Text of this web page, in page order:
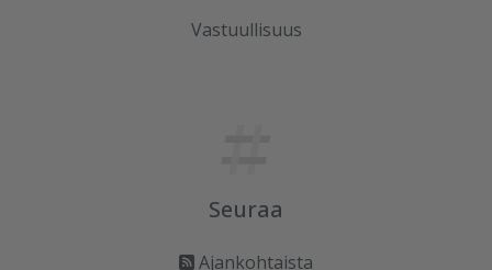
Vastuullisuus
Seuraa
Ajankohtaista